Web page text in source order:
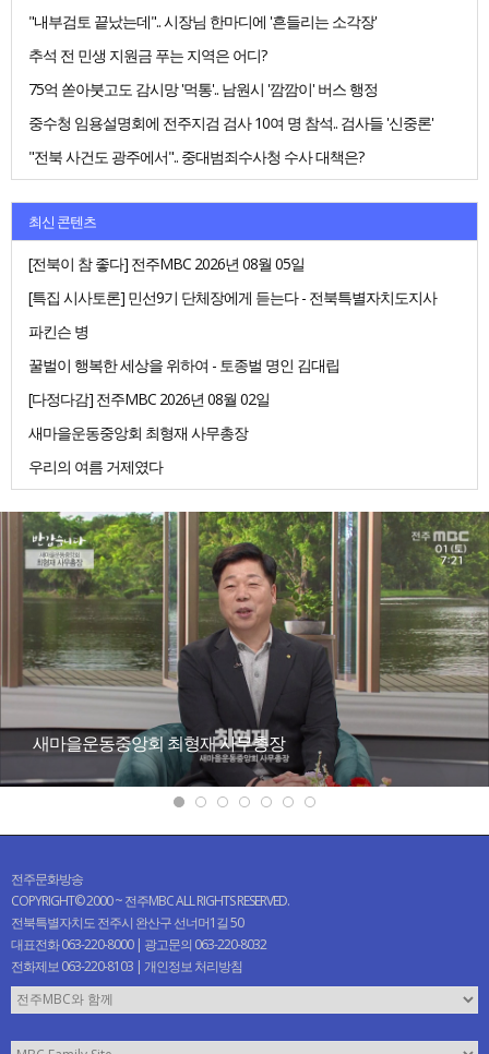
"내부검토 끝났는데".. 시장님 한마디에 '흔들리는 소각장'
추석 전 민생 지원금 푸는 지역은 어디?
75억 쏟아붓고도 감시망 '먹통'.. 남원시 '깜깜이' 버스 행정
중수청 임용설명회에 전주지검 검사 10여 명 참석.. 검사들 '신중론'
"전북 사건도 광주에서".. 중대범죄수사청 수사 대책은?
최신 콘텐츠
[전북이 참 좋다] 전주MBC 2026년 08월 05일
[특집 시사토론] 민선9기 단체장에게 듣는다 - 전북특별자치도지사
파킨슨 병
꿀벌이 행복한 세상을 위하여 - 토종벌 명인 김대립
[다정다감] 전주MBC 2026년 08월 02일
새마을운동중앙회 최형재 사무총장
우리의 여름 거제였다
새마을운동중앙회 최형재 사무총장
전주문화방송
COPYRIGHT© 2000 ~ 전주MBC ALL RIGHTS RESERVED.
전북특별자치도 전주시 완산구 선너머1길 50
대표전화 063-220-8000 | 광고문의 063-220-8032
전화제보 063-220-8103 | 개인정보 처리방침